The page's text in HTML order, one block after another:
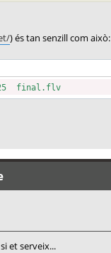
) és tan senzill com això:
final.flv
et serveix...